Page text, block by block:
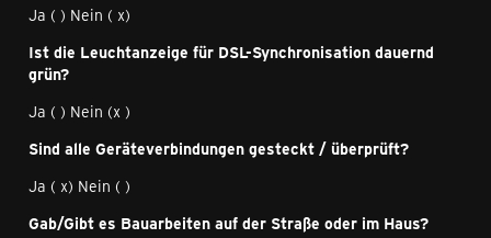
Ja ( ) Nein ( x)
Ist die Leuchtanzeige für DSL-Synchronisation dauernd
grün?
Ja ( ) Nein (x )
Sind alle Geräteverbindungen gesteckt / überprüft?
Ja ( x) Nein ( )
Gab/Gibt es Bauarbeiten auf der Straße oder im Haus?